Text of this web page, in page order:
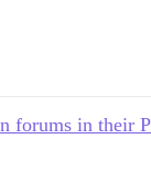
forums in their